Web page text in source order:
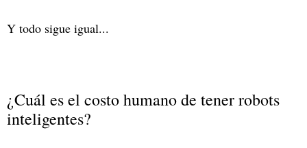
Y todo sigue igual...
¿Cuál es el costo humano de tener robots
inteligentes?